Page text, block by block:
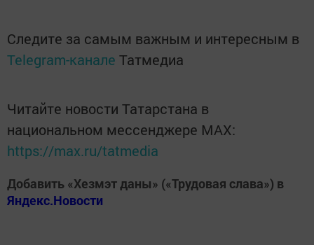
Следите за самым важным и интересным в
Telegram-канале Татмедиа
Читайте новости Татарстана в
национальном мессенджере MАХ:
https://max.ru/tatmedia
Добавить «Хезмэт даны» («Трудовая слава») в
Яндекс.Новости